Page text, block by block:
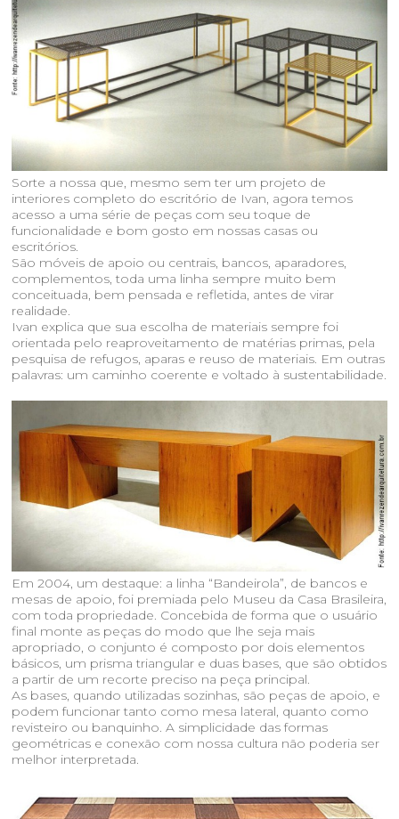
Sorte a nossa que, mesmo sem ter um projeto de
interiores completo do escritório de Ivan, agora temos
acesso a uma série de peças com seu toque de
funcionalidade e bom gosto em nossas casas ou
escritórios.
São móveis de apoio ou centrais, bancos, aparadores,
complementos, toda uma linha sempre muito bem
conceituada, bem pensada e refletida, antes de virar
realidade.
Ivan explica que sua escolha de materiais sempre foi
orientada pelo reaproveitamento de matérias primas, pela
pesquisa de refugos, aparas e reuso de materiais. Em outras
palavras: um caminho coerente e voltado à sustentabilidade.
Em 2004, um destaque: a linha “Bandeirola”, de bancos e
mesas de apoio, foi premiada pelo Museu da Casa Brasileira,
com toda propriedade. Concebida de forma que o usuário
final monte as peças do modo que lhe seja mais
apropriado, o conjunto é composto por dois elementos
básicos, um prisma triangular e duas bases, que são obtidos
a partir de um recorte preciso na peça principal.
As bases, quando utilizadas sozinhas, são peças de apoio, e
podem funcionar tanto como mesa lateral, quanto como
revisteiro ou banquinho. A simplicidade das formas
geométricas e conexão com nossa cultura não poderia ser
melhor interpretada.